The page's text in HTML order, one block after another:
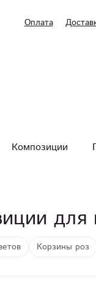
Оплата
Композиции
Корзины роз